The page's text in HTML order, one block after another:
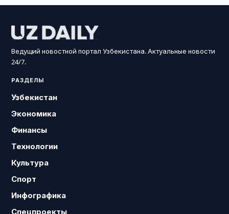
Ведущий новостной портал Узбекистана. Актуальные новости
24/7.
РАЗДЕЛЫ
Узбекистан
Экономика
Финансы
Технологии
Культура
Спорт
Инфографика
Спецпроекты